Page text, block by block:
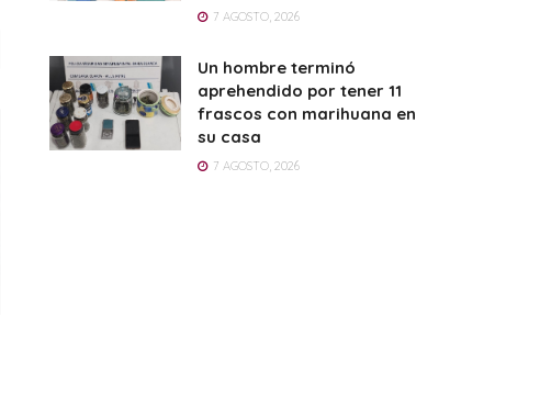
7 AGOSTO, 2026
Un hombre terminó
aprehendido por tener 11
frascos con marihuana en
su casa
7 AGOSTO, 2026